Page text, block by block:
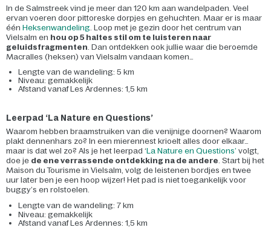
In de Salmstreek vind je meer dan 120 km aan wandelpaden. Veel
ervan voeren door pittoreske dorpjes en gehuchten. Maar er is maar
één Heksenwandeling. Loop met je gezin door het centrum van
Vielsalm en hou op 5 haltes stil om te luisteren naar
geluidsfragmenten. Dan ontdekken ook jullie waar die beroemde
Macralles (heksen) van Vielsalm vandaan komen…
Lengte van de wandeling: 5 km
Niveau: gemakkelijk
Afstand vanaf Les Ardennes: 1,5 km
Leerpad ‘La Nature en Questions’
Waarom hebben braamstruiken van die venijnige doornen? Waarom
plakt dennenhars zo? In een mierennest krioelt alles door elkaar…
maar is dat wel zo? Als je het leerpad ‘La Nature en Questions’ volgt,
doe je de ene verrassende ontdekking na de andere. Start bij het
Maison du Tourisme in Vielsalm, volg de leistenen bordjes en twee
uur later ben je een hoop wijzer! Het pad is niet toegankelijk voor
buggy’s en rolstoelen.
Lengte van de wandeling: 7 km
Niveau: gemakkelijk
Afstand vanaf Les Ardennes: 1,5 km